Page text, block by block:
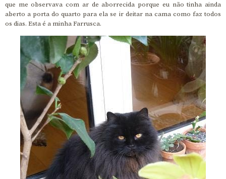
que me observava com ar de aborrecida porque eu não tinha ainda
aberto a porta do quarto para ela se ir deitar na cama como faz todos
os dias. Esta é a minha Farrusca.